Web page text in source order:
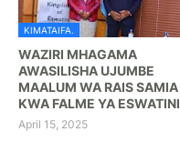
KIMATAIFA.
WAZIRI MHAGAMA
AWASILISHA UJUMBE
MAALUM WA RAIS SAMIA
KWA FALME YA ESWATINI
April 15, 2025